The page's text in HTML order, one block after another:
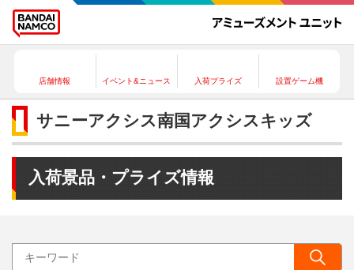
店舗情報 イベント&ニュース 入荷プライズ 設置ゲーム機
サニーアクシス南国アクシスキッズ
入荷景品・プライズ情報